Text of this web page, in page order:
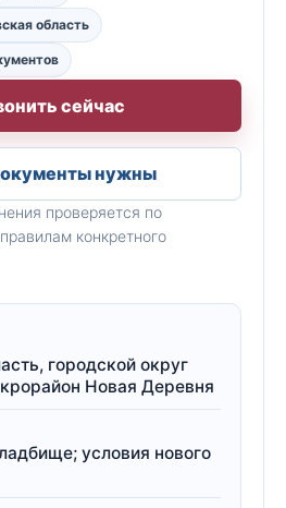
область
сейчас
нужны
проверяется по
конкретного
городской округ
Новая Деревня
условия нового